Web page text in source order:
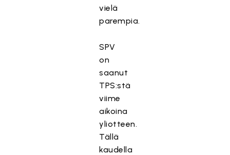
vielä
parempia.
SPV
on
saanut
TPS:stä
viime
aikoina
yliotteen.
Tällä
kaudella